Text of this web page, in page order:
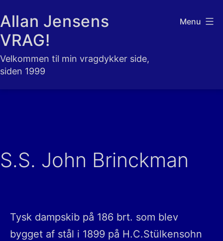
til
indhold
Allan Jensens
VRAG!
Velkommen til min vragdykker side,
siden 1999
Menu
S.S. John Brinckman
Tysk dampskib på 186 brt. som blev
bygget af stål i 1899 på H.C.Stülkensohn